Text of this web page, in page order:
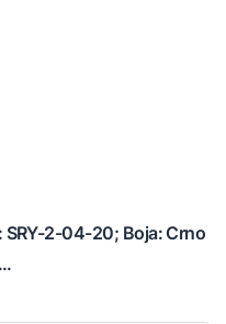
2-04-20; Boja: Crno